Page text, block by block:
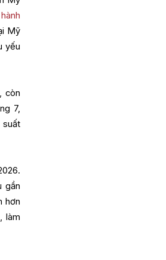
Mỹ
yếu
còn
7,
suất
gần
hơn
làm